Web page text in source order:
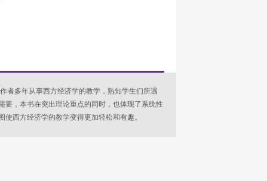
者多年从事西方经济学的教学，熟知学生们所遇
要，本书在突出理论重点的同时，也体现了系统性
西方经济学的教学变得更加轻松和有趣。